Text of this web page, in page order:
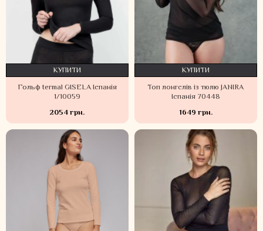
Гольф termal GISELA Іспанія
1/10059
2054 грн.
КУПИТИ
Топ лонгслів із тюлю JANIRA
Іспанія 70448
1649 грн.
КУПИТИ